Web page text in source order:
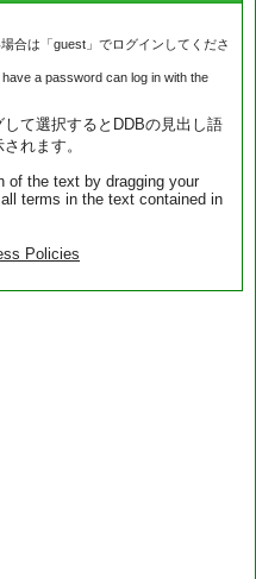
合は「guest」でログインしてくださ
a password can log in with the
て選択するとDDBの見出し語
れます。
of the text by dragging your
terms in the text contained in
Policies